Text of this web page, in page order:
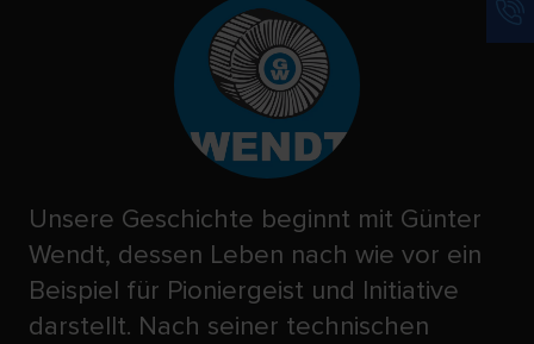
Unsere Geschichte beginnt mit Günter
Wendt, dessen Leben nach wie vor ein
Beispiel für Pioniergeist und Initiative
darstellt. Nach seiner technischen